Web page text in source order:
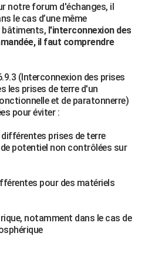
notre forum d'échanges, il
le cas d’une même
bâtiments, l'interconnexion des
il faut comprendre
(Interconnexion des prises
les prises de terre d'un
et de paratonnerre)
pour éviter :
prises de terre
potentiel non contrôlées sur
pour des matériels
notamment dans le cas de